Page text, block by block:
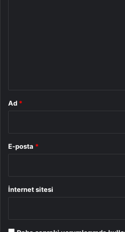
Ad *
E-posta *
İnternet sitesi